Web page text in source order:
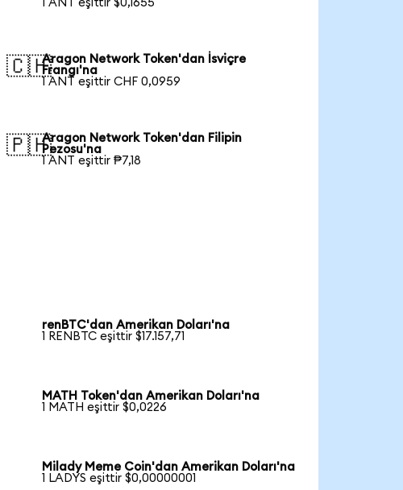
1 ANT eşittir $0,1655
🇨🇭Aragon Network Token'dan İsviçre
Frangı'na
1 ANT eşittir CHF 0,0959
🇵🇭Aragon Network Token'dan Filipin
Pezosu'na
1 ANT eşittir ₱7,18
renBTC'dan Amerikan Doları'na
1 RENBTC eşittir $17.157,71
MATH Token'dan Amerikan Doları'na
1 MATH eşittir $0,0226
Milady Meme Coin'dan Amerikan Doları'na
1 LADYS eşittir $0,00000001